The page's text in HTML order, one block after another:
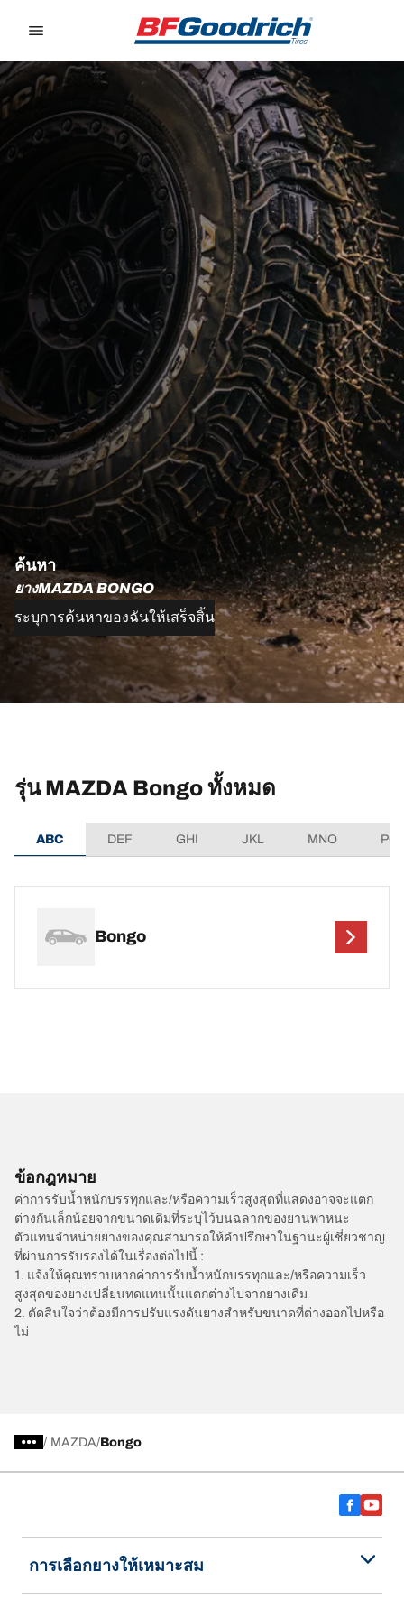
ค้นหา
ยางMAZDA BONGO
ระบุการค้นหาของฉันให้เสร็จสิ้น
รุ่น MAZDA Bongo ทั้งหมด
ABC DEF GHI JKL MNO
Bongo
ข้อกฎหมาย
ค่าการรับน้ำหนักบรรทุกและ/หรือความเร็วสูงสุดที่แสดงอาจจะแตก
ต่างกันเล็กน้อยจากขนาดเดิมที่ระบุไว้บนฉลากของยานพาหนะ
ตัวแทนจำหน่ายยางของคุณสามารถให้คำปรึกษาในฐานะผู้เชี่ยวชาญ
ที่ผ่านการรับรองได้ในเรื่องต่อไปนี้ :
1. แจ้งให้คุณทราบหากค่าการรับน้ำหนักบรรทุกและ/หรือความเร็ว
สูงสุดของยางเปลี่ยนทดแทนนั้นแตกต่างไปจากยางเดิม
2. ตัดสินใจว่าต้องมีการปรับแรงดันยางสำหรับขนาดที่ต่างออกไปหรือ
ไม่
/ MAZDA Bongo
การเลือกยางให้เหมาะสม